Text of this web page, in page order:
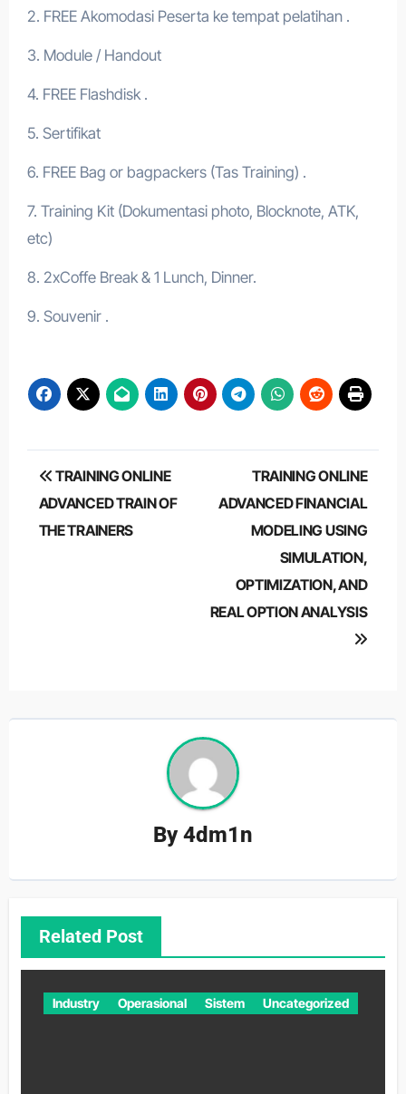
2. FREE Akomodasi Peserta ke tempat pelatihan .
3. Module / Handout
4. FREE Flashdisk .
5. Sertifikat
6. FREE Bag or bagpackers (Tas Training) .
7. Training Kit (Dokumentasi photo, Blocknote, ATK,
etc)
8. 2xCoffe Break & 1 Lunch, Dinner.
9. Souvenir .
Post
navigation
TRAINING ONLINE
ADVANCED TRAIN OF
THE TRAINERS
TRAINING ONLINE
ADVANCED FINANCIAL
MODELING USING
SIMULATION,
OPTIMIZATION, AND
REAL OPTION ANALYSIS
By4dm1n
Related Post
Industry Operasional Sistem Uncategorized